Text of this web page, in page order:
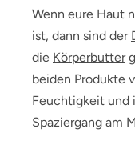
Wenn eure Haut
ist, dann sind der
die Körperbutter
beiden Produkte
Feuchtigkeit und
Spaziergang am